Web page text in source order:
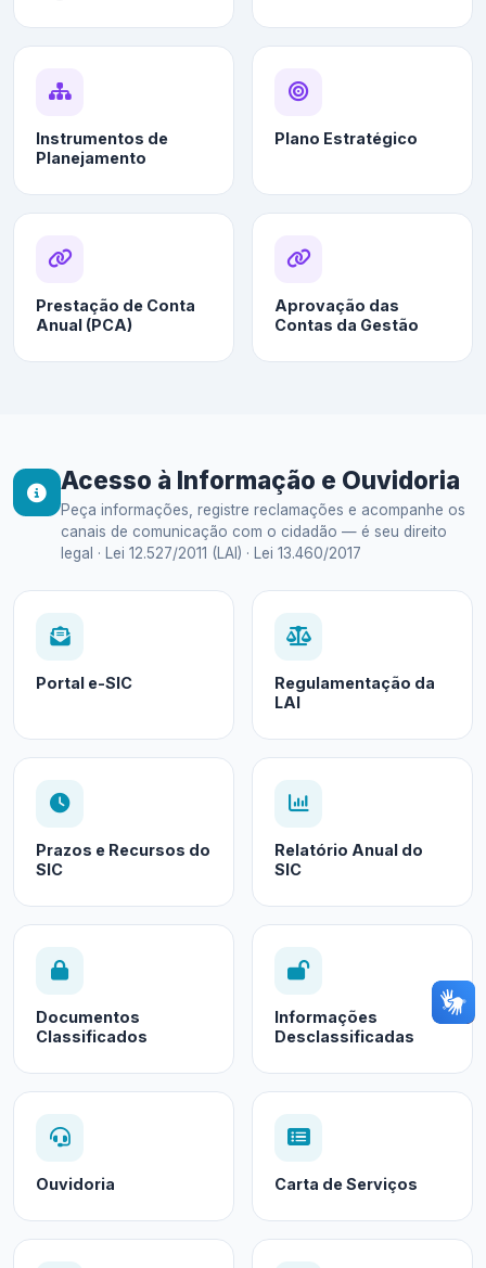
Instrumentos de
Planejamento
Plano Estratégico
Prestação de Conta
Anual (PCA)
Aprovação das
Contas da Gestão
Acesso à Informação e Ouvidoria
Peça informações, registre reclamações e acompanhe os
canais de comunicação com o cidadão — é seu direito
legal · Lei 12.527/2011 (LAI) · Lei 13.460/2017
Portal e-SIC
Regulamentação da
LAI
Prazos e Recursos do
SIC
Relatório Anual do
SIC
Documentos
Classificados
Informações
Desclassificadas
Ouvidoria Carta de Serviços